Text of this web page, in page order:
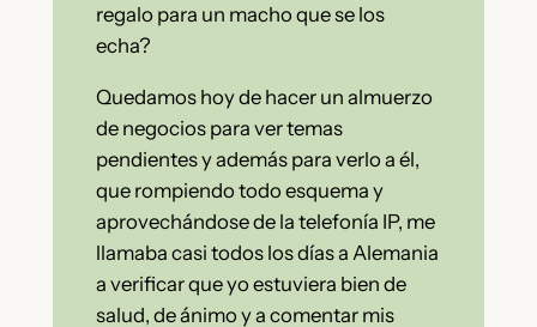
regalo para un macho que se los
echa?
Quedamos hoy de hacer un almuerzo
de negocios para ver temas
pendientes y además para verlo a él,
que rompiendo todo esquema y
aprovechándose de la telefonía IP, me
llamaba casi todos los días a Alemania
a verificar que yo estuviera bien de
salud, de ánimo y a comentar mis